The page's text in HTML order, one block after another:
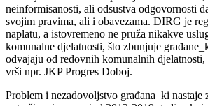
neinformisanosti, ali odsustva odgovornosti
svojim pravima, ali i obavezama. DIRG je
naplatu, a istovremeno ne pruža nikakve
komunalne djelatnosti, što zbunjuje
odvajaju od redovnih komunalnih
vrši npr. JKP Progres Doboj.
Problem i nezadovoljstvo građana_ki nastaje